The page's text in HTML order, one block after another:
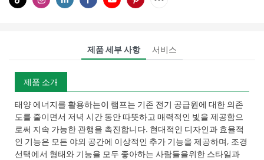
제품 세부 사항 서비스
제품 소개
태양 에너지를 활용하는이 램프는 기존 전기 공급원에 대한 의존
도를 줄이면서 저녁 시간 동안 따뜻하고 매력적인 빛을 제공함으
로써 지속 가능한 관행을 촉진합니다. 현대적인 디자인과 효율적
인 기능은 모든 야외 공간에 이상적인 추가 기능을 제공하며, 조경
선택에서 형태와 기능을 모두 좋아하는 사람들을위한 스타일과